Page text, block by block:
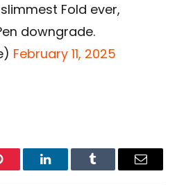
Fold ever,
downgrade.
February 11, 2025
LinkedInTumblr Email